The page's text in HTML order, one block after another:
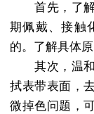
首先，了解
期佩戴、接触
的。了解具体
其次，温和
拭表带表面，
微掉色问题，